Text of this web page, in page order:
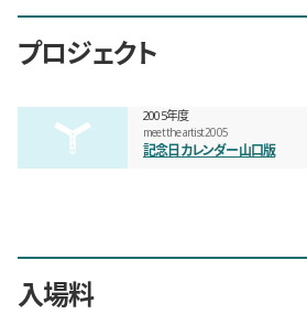
プロジェクト
2005年度
meet the artist 2005
記念日カレンダー山口版
入場料